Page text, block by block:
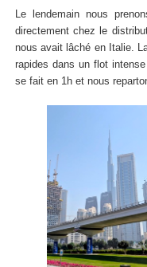
Le lendemain nous
directement chez le
nous avait lâché en Italie.
rapides dans un flot
se fait en 1h et nous